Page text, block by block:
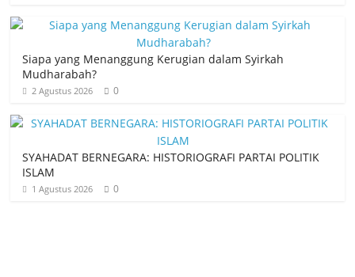
Siapa yang Menanggung Kerugian dalam Syirkah
Mudharabah?
2 Agustus 2026 0
SYAHADAT BERNEGARA: HISTORIOGRAFI PARTAI POLITIK
ISLAM
1 Agustus 2026 0